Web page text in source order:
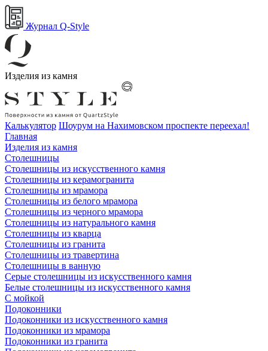
Журнал Q-Style
Изделия из камня
Калькулятор Шоурум на Нахимовском проспекте переехал!
Главная
Изделия из камня
Столешницы
Столешницы из искусственного камня
Столешницы из керамогранита
Столешницы из мрамора
Столешницы из белого мрамора
Столешницы из черного мрамора
Столешницы из натурального камня
Столешницы из кварца
Столешницы из гранита
Столешницы из травертина
Столешницы в ванную
Серые столешницы из искусственного камня
Белые столешницы из искусственного камня
С мойкой
Подоконники
Подоконники из искусственного камня
Подоконники из мрамора
Подоконники из гранита